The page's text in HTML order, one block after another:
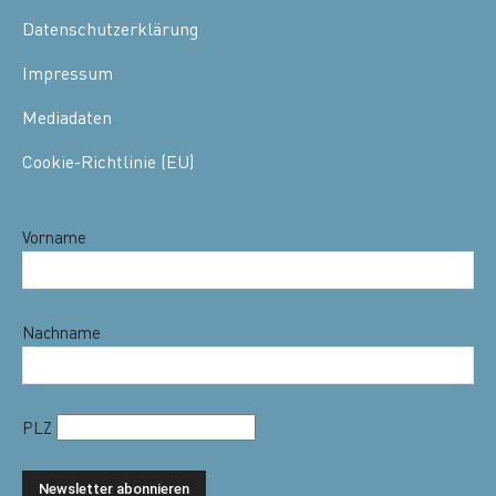
Datenschutzerklärung
Impressum
Mediadaten
Cookie-Richtlinie (EU)
Vorname
Nachname
PLZ